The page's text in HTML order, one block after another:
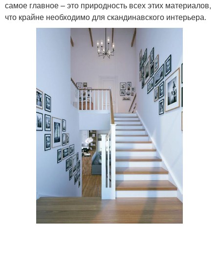
самое главное – это природность всех этих материалов,
что крайне необходимо для скандинавского интерьера.